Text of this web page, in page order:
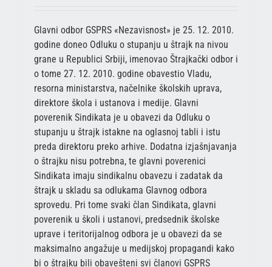
Glavni odbor GSPRS «Nezavisnost» je 25. 12. 2010.
godine doneo Odluku o stupanju u štrajk na nivou
grane u Republici Srbiji, imenovao Štrajkački odbor i
o tome 27. 12. 2010. godine obavestio Vladu,
resorna ministarstva, načelnike školskih uprava,
direktore škola i ustanova i medije. Glavni
poverenik Sindikata je u obavezi da Odluku o
stupanju u štrajk istakne na oglasnoj tabli i istu
preda direktoru preko arhive. Dodatna izjašnjavanja
o štrajku nisu potrebna, te glavni poverenici
Sindikata imaju sindikalnu obavezu i zadatak da
štrajk u skladu sa odlukama Glavnog odbora
sprovedu. Pri tome svaki član Sindikata, glavni
poverenik u školi i ustanovi, predsednik školske
uprave i teritorijalnog odbora je u obavezi da se
maksimalno angažuje u medijskoj propagandi kako
bi o štrajku bili obavešteni svi članovi GSPRS